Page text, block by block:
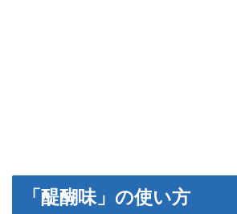
「醍醐味」の使い方